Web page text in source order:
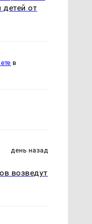
от
в
день назад
возведут